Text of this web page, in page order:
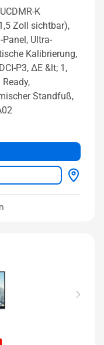
K
Zoll sichtbar),
Panel, Ultra-
Kalibrierung,
P3, ΔE &lt; 1,
Standfuß,